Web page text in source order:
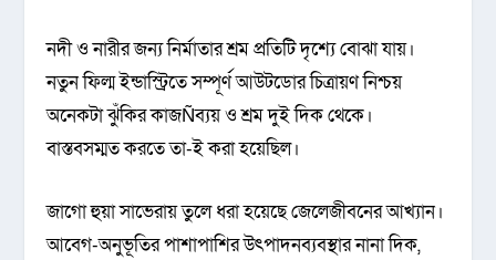
নদী ও নারীর জন্য নির্মাতার শ্রম প্রতিটি দৃশ্যে বোঝা যায়।
নতুন ফিল্ম ইন্ডাস্ট্রিতে সম্পূর্ণ আউটডোর চিত্রায়ণ নিশ্চয়
অনেকটা ঝুঁকির কাজÑব্যয় ও শ্রম দুই দিক থেকে।
বাস্তবসম্মত করতে তা-ই করা হয়েছিল।
জাগো হুয়া সাভেরায় তুলে ধরা হয়েছে জেলেজীবনের আখ্যান।
আবেগ-অনুভূতির পাশাপাশির উৎপাদনব্যবস্থার নানা দিক,